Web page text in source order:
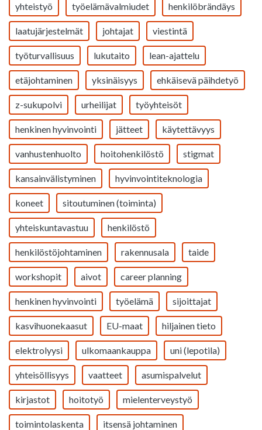
yhteistyö työelämävalmiudet henkilöbrändäys
laatujärjestelmät johtajat viestintä
työturvallisuus lukutaito lean-ajattelu
etäjohtaminen yksinäisyys ehkäisevä päihdetyö
z-sukupolvi urheilijat työyhteisöt
henkinen hyvinvointi jätteet käytettävyys
vanhustenhuolto hoitohenkilöstö stigmat
kansainvälistyminen hyvinvointiteknologia
koneet sitoutuminen (toiminta)
yhteiskuntavastuu henkilöstö
henkilöstöjohtaminen rakennusala taide
workshopit aivot career planning
henkinen hyvinvointi työelämä sijoittajat
kasvihuonekaasut EU-maat hiljainen tieto
elektrolyysi ulkomaankauppa uni (lepotila)
yhteisöllisyys vaatteet asumispalvelut
kirjastot hoitotyö mielenterveystyö
toimintolaskenta itsensä johtaminen